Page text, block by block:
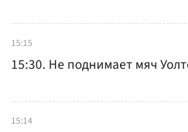
15:15
15:30. Не поднимает мяч
15:14